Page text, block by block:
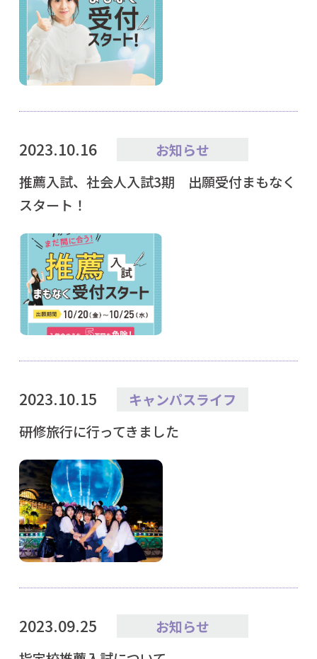
2023.10.16
お知らせ
推薦入試、社会人入試3期 出願受付まもなく
スタート！
2023.10.15
キャンパスライフ
研修旅行に行ってきました
2023.09.25
お知らせ